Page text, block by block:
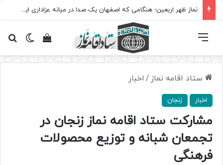
نماز ظهر اربعین؛ هنگامی که اصفهان یک صدا در میانه عزاداری ایستاد
تغییرمشاهده فهرست
ستاد اقامه نماز / اخبار
اخبار زنجان
مشارکت ستاد اقامه نماز زنجان در
تجمعان شبانه و توزیع محصولات
فرهنگی